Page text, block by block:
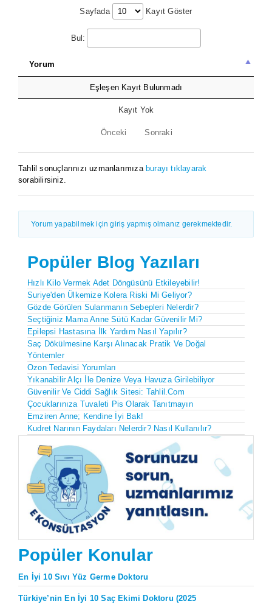
Sayfada Kayıt Göster
Bul:
Yorum
Eşleşen Kayıt Bulunmadı
Kayıt Yok
Önceki Sonraki
Tahlil sonuçlarınızı uzmanlarımıza burayı tıklayarak
sorabilirsiniz.
Yorum yapabilmek için giriş yapmış olmanız gerekmektedir.
Popüler Blog Yazıları
Hızlı Kilo Vermek Adet Döngüsünü Etkileyebilir!
Suriye'den Ülkemize Kolera Riski Mi Geliyor?
Gözde Görülen Sulanmanın Sebepleri Nelerdir?
Seçtiğiniz Mama Anne Sütü Kadar Güvenilir Mi?
Epilepsi Hastasına İlk Yardım Nasıl Yapılır?
Saç Dökülmesine Karşı Alınacak Pratik Ve Doğal
Yöntemler
Ozon Tedavisi Yorumları
Yıkanabilir Alçı İle Denize Veya Havuza Girilebiliyor
Güvenilir Ve Ciddi Sağlık Sitesi: Tahlil.com
Çocuklarınıza Tuvaleti Pis Olarak Tanıtmayın
Emziren Anne; Kendine İyi Bak!
Kudret Narının Faydaları Nelerdir? Nasıl Kullanılır?
Popüler Konular
En İyi 10 Sıvı Yüz Germe Doktoru
Türkiye’nin En İyi 10 Saç Ekimi Doktoru (2025